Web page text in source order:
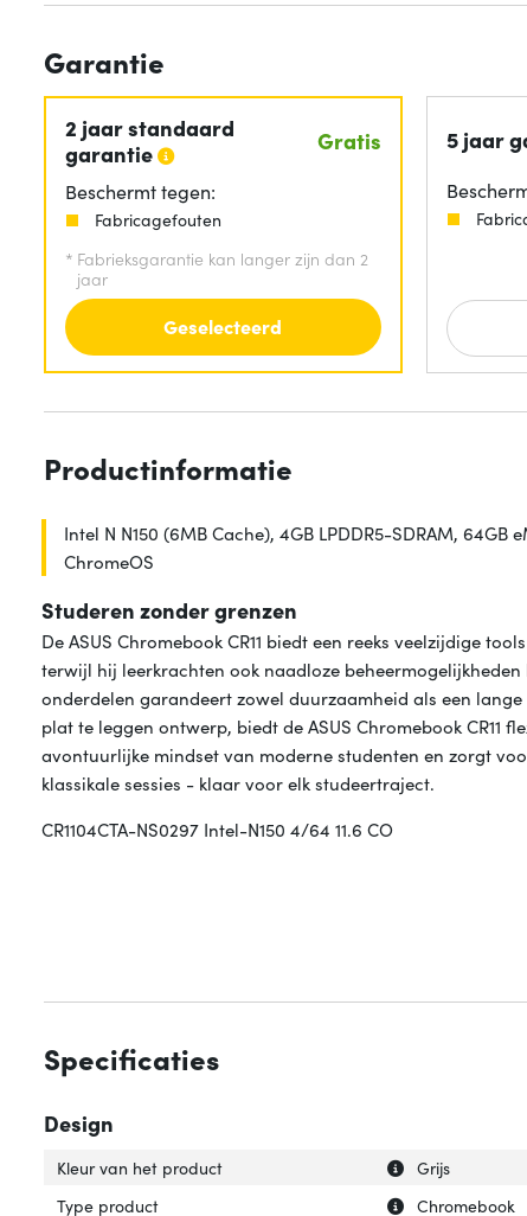
Garantie
2 jaar standaard
garantie
Gratis
Beschermt tegen:
Fabricagefouten
* Fabrieksgarantie kan langer zijn dan 2
jaar
Geselecteerd
5 jaar
Productinformatie
Intel N N150 (6MB Cache), 4GB LPDDR5-SDRAM, 64GB
ChromeOS
Studeren zonder grenzen
De ASUS Chromebook CR11 biedt een reeks veelzijdige
terwijl hij leerkrachten ook naadloze
onderdelen garandeert zowel duurzaamheid als een
plat te leggen ontwerp, biedt de ASUS Chromebook
avontuurlijke mindset van moderne studenten en zorgt
klassikale sessies - klaar voor elk studeertraject.
CR1104CTA-NS0297 Intel-N150 4/64 11.6 CO
Specificaties
Design
Uitleg over
Verberg uitleg
Kleur van het product
Grijs
Uitleg over
Verberg uitleg
Type product
Chromebook